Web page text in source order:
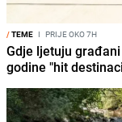
/TEME I PRIJE OKO 7H
Gdje ljetuju
godine "hit